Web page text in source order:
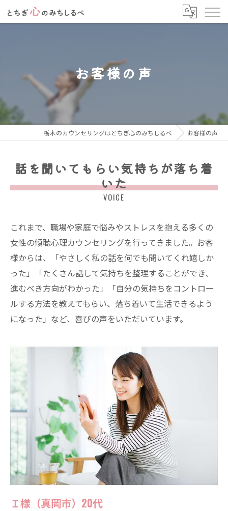
お客様の声
栃木のカウンセリングはとちぎ心のみちしるべ お客様の声
話を聞いてもらい気持ちが落ち着
いた
VOICE
これまで、職場や家庭で悩みやストレスを抱える多くの
女性の傾聴心理カウンセリングを行ってきました。お客
様からは、「やさしく私の話を何でも聞いてくれ嬉しか
った」「たくさん話して気持ちを整理することができ、
進むべき方向がわかった」「自分の気持ちをコントロー
ルする方法を教えてもらい、落ち着いて生活できるよう
になった」など、喜びの声をいただいています。
Ｉ様（真岡市）20代